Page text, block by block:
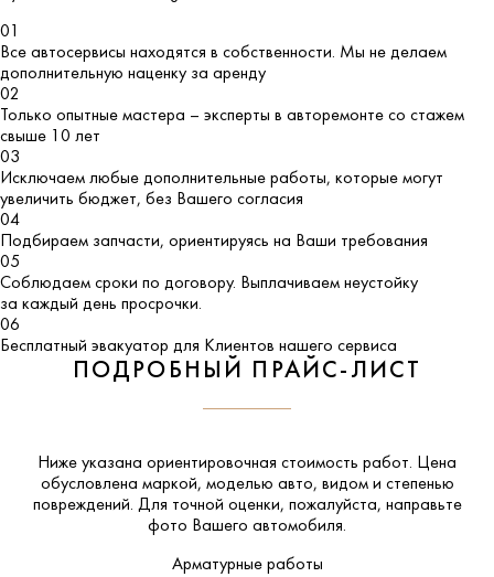
01
Все автосервисы находятся в собственности. Мы не делаем
дополнительную наценку за аренду
02
Только опытные мастера – эксперты в авторемонте со стажем
свыше 10 лет
03
Исключаем любые дополнительные работы, которые могут
увеличить бюджет, без Вашего согласия
04
Подбираем запчасти, ориентируясь на Ваши требования
05
Соблюдаем сроки по договору. Выплачиваем неустойку
за каждый день просрочки.
06
Бесплатный эвакуатор для Клиентов нашего сервиса
ПОДРОБНЫЙ ПРАЙС-ЛИСТ
Ниже указана ориентировочная стоимость работ. Цена
обусловлена маркой, моделью авто, видом и степенью
повреждений. Для точной оценки, пожалуйста, направьте
фото Вашего автомобиля.
Арматурные работы